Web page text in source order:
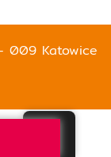
009 Katowice